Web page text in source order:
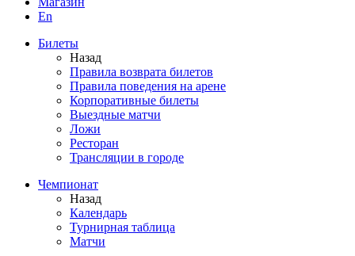
En
Билеты
Назад
Правила возврата билетов
Правила поведения на арене
Корпоративные билеты
Выездные матчи
Ложи
Ресторан
Трансляции в городе
Чемпионат
Назад
Календарь
Турнирная таблица
Матчи